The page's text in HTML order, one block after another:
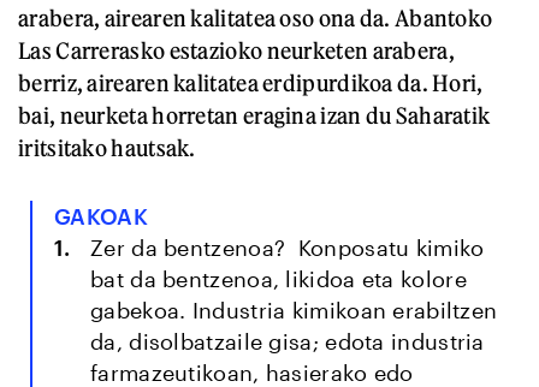
arabera, airearen kalitatea oso ona da. Abantoko
Las Carrerasko estazioko neurketen arabera,
berriz, airearen kalitatea erdipurdikoa da. Hori,
bai, neurketa horretan eragina izan du Saharatik
iritsitako hautsak.
GAKOAK
Zer da bentzenoa? Konposatu kimiko
bat da bentzenoa, likidoa eta kolore
gabekoa. Industria kimikoan erabiltzen
da, disolbatzaile gisa; edota industria
farmazeutikoan, hasierako edo